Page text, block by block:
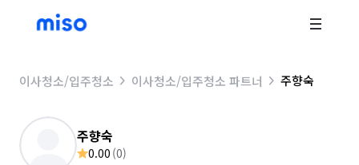
이사청소/입주청소 이사청소/입주청소 파트너 주향숙
주향숙
0.00 (0)